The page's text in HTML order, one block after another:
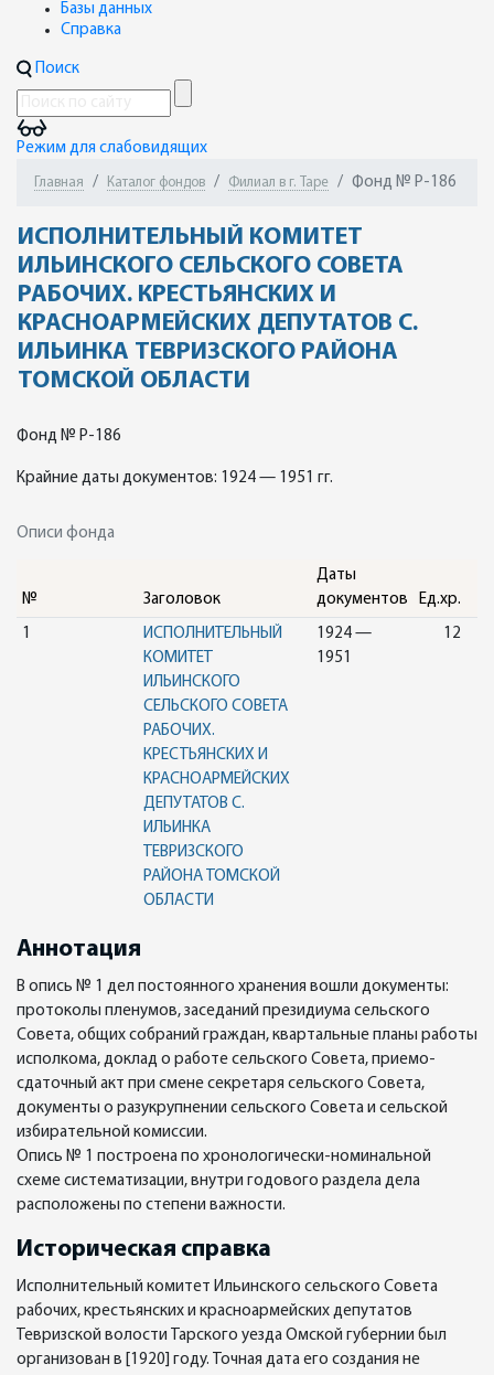
Базы данных
Справка
Поиск
Режим для слабовидящих
Главная Каталог фондов Филиал в г. Таре Фонд № Р-186
ИСПОЛНИТЕЛЬНЫЙ КОМИТЕТ
ИЛЬИНСКОГО СЕЛЬСКОГО СОВЕТА
РАБОЧИХ. КРЕСТЬЯНСКИХ И
КРАСНОАРМЕЙСКИХ ДЕПУТАТОВ С.
ИЛЬИНКА ТЕВРИЗСКОГО РАЙОНА
ТОМСКОЙ ОБЛАСТИ
Фонд № Р-186
Крайние даты документов: 1924 — 1951 гг.
Описи фонда
№ Заголовок
Даты
документов
Ед.хр.
1
ИСПОЛНИТЕЛЬНЫЙ
КОМИТЕТ
ИЛЬИНСКОГО
СЕЛЬСКОГО СОВЕТА
РАБОЧИХ.
КРЕСТЬЯНСКИХ И
КРАСНОАРМЕЙСКИХ
ДЕПУТАТОВ С.
ИЛЬИНКА
ТЕВРИЗСКОГО
РАЙОНА ТОМСКОЙ
ОБЛАСТИ
1924 —
1951
12
Аннотация
В опись № 1 дел постоянного хранения вошли документы:
протоколы пленумов, заседаний президиума сельского
Совета, общих собраний граждан, квартальные планы работы
исполкома, доклад о работе сельского Совета, приемо-
сдаточный акт при смене секретаря сельского Совета,
документы о разукрупнении сельского Совета и сельской
избирательной комиссии.
Опись № 1 построена по хронологически-номинальной
схеме систематизации, внутри годового раздела дела
расположены по степени важности.
Историческая справка
Исполнительный комитет Ильинского сельского Совета
рабочих, крестьянских и красноармейских депутатов
Тевризской волости Тарского уезда Омской губернии был
организован в [1920] году. Точная дата его создания не